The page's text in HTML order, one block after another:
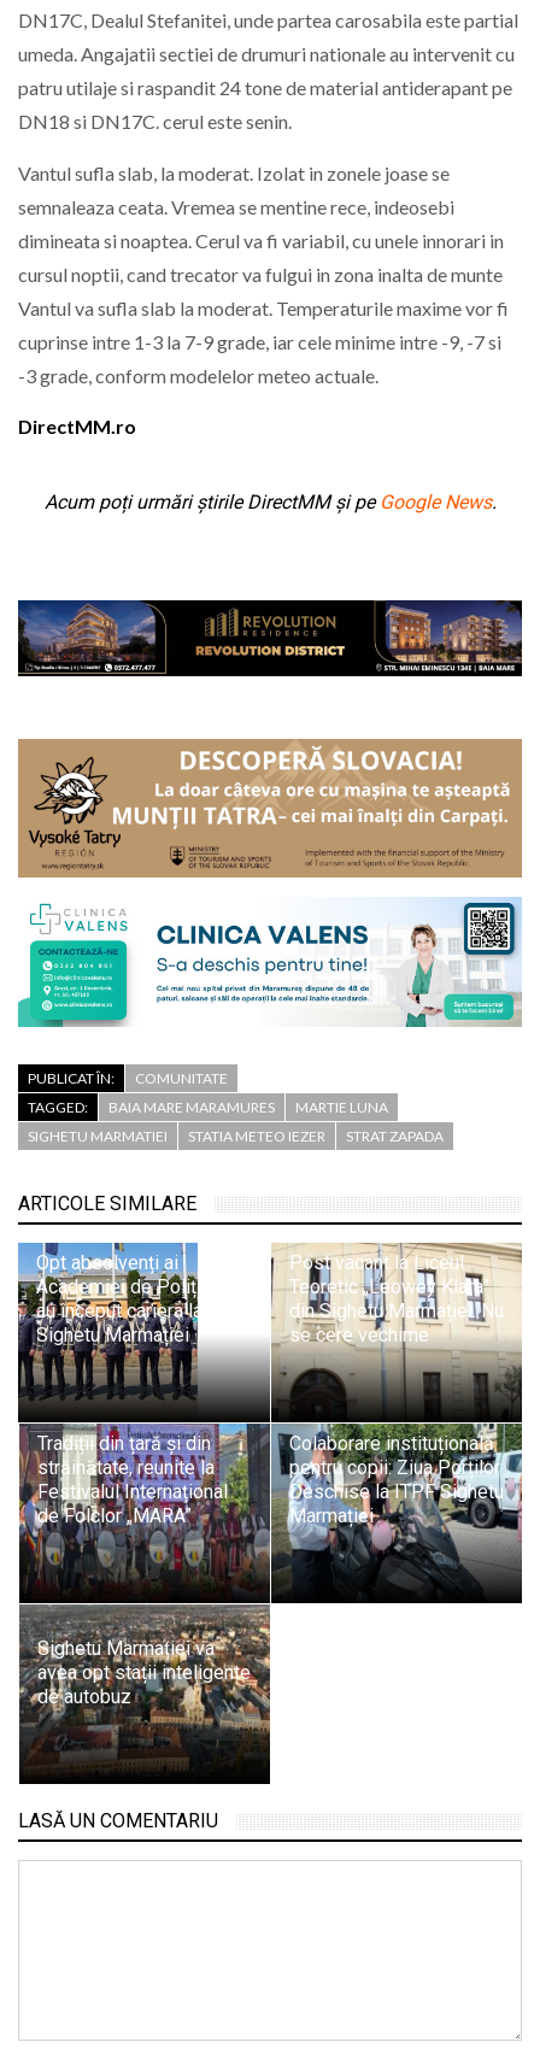
DN17C, Dealul Stefanitei, unde partea carosabila este partial
umeda. Angajatii sectiei de drumuri nationale au intervenit cu
patru utilaje si raspandit 24 tone de material antiderapant pe
DN18 si DN17C. cerul este senin.
Vantul sufla slab, la moderat. Izolat in zonele joase se
semnaleaza ceata. Vremea se mentine rece, indeosebi
dimineata si noaptea. Cerul va fi variabil, cu unele innorari in
cursul noptii, cand trecator va fulgui in zona inalta de munte
Vantul va sufla slab la moderat. Temperaturile maxime vor fi
cuprinse intre 1-3 la 7-9 grade, iar cele minime intre -9, -7 si
-3 grade, conform modelelor meteo actuale.
DirectMM.ro
Acum poți urmări știrile DirectMM și pe Google News.
PUBLICAT ÎN:
COMUNITATE
TAGGED:
BAIA MARE MARAMURES
MARTIE LUNA
SIGHETU MARMATIEI
STATIA METEO IEZER STRAT ZAPADA
ARTICOLE SIMILARE
Opt absolvenți ai
Academiei de Poliție și-
au început cariera la ITPF
Sighetu Marmației
Post vacant la Liceul
Teoretic „Leowey Klara”
din Sighetu Marmației. Nu
se cere vechime
Tradiții din țară și din
străinătate, reunite la
Festivalul Internațional
de Folclor „MARA”
Colaborare instituțională
pentru copii: Ziua Porților
Deschise la ITPF Sighetu
Marmației
Sighetu Marmației va
avea opt stații inteligente
de autobuz
LASĂ UN COMENTARIU